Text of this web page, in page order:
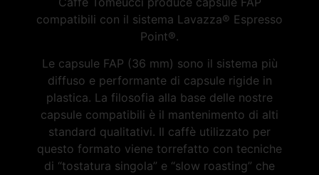
compatibili con il sistema Lavazza® Espresso
Point®.
Le capsule FAP (36 mm) sono il sistema più
diffuso e performante di capsule rigide in
plastica. La filosofia alla base delle nostre
capsule compatibili è il mantenimento di alti
standard qualitativi. Il caffè utilizzato per
questo formato viene torrefatto con tecniche
di “tostatura singola” e “slow roasting” che